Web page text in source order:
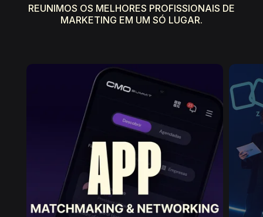
REUNIMOS OS MELHORES PROFISSIONAIS DE
MARKETING EM UM SÓ LUGAR.